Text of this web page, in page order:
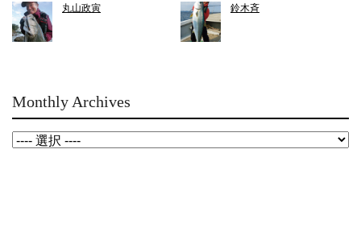
丸山政寅 鈴木斉
Monthly Archives